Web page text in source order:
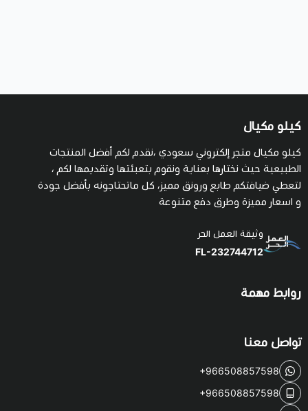
كيلو مكيال
كيلو مكيال متجر إلكتروني سعودي ،نقدم لكم أفضل المنتجات
الطبيعية حيث نختارها بعناية ونقوم بتعبئتها وتقديمها لكم ،
لتعطي ضيافتكم طابع ورونق مميز، كل ماتحتاجونه بأفضل جودة
و اسعار مميزة وطرق دفع متنوعة
وثيقة العمل الحر
FL-232744712
روابط مهمة
تواصل معنا
+966508857598
+966508857598